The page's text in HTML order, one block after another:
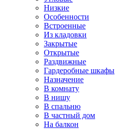
Низкие
Особенности
Встроенные
Из кладовки
Закрытые
Открытые
Раздвижные
Гардеробные шкафы
Назначение
В комнату
В нишу
В спальню
В частный дом
На балкон